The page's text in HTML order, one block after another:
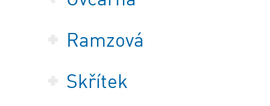
Ramzová
Skřítek